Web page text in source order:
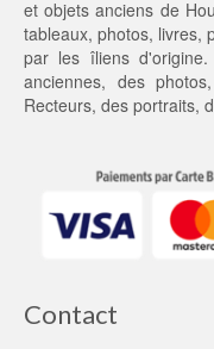
et objets anciens de
tableaux, photos, livres,
par les îliens d'origine.
anciennes, desphotos
Recteurs, des portraits,
Contact